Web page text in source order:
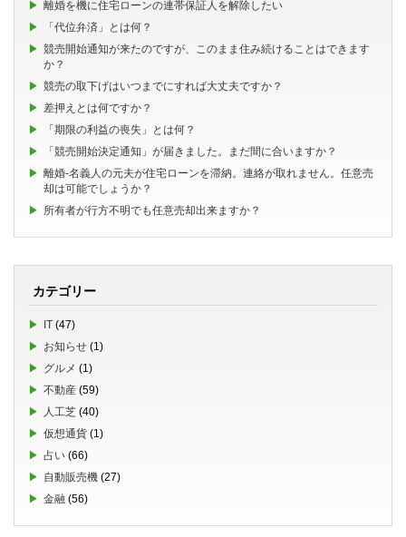
離婚を機に住宅ローンの連帯保証人を解除したい
「代位弁済」とは何？
競売開始通知が来たのですが、このまま住み続けることはできます
か？
競売の取下げはいつまでにすれば大丈夫ですか？
差押えとは何ですか？
「期限の利益の喪失」とは何？
「競売開始決定通知」が届きました。まだ間に合いますか？
離婚-名義人の元夫が住宅ローンを滞納。連絡が取れません。任意売
却は可能でしょうか？
所有者が行方不明でも任意売却出来ますか？
カテゴリー
IT (47)
お知らせ (1)
グルメ (1)
不動産 (59)
人工芝 (40)
仮想通貨 (1)
占い (66)
自動販売機 (27)
金融 (56)